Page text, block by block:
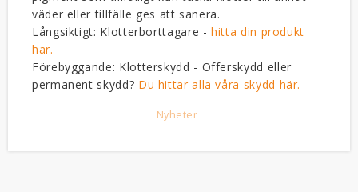
väder eller tillfälle ges att sanera.
Långsiktigt: Klotterborttagare -hitta din produkt
här.
Förebyggande: Klotterskydd - Offerskydd eller
permanent skydd? Du hittar alla våra skydd här.
Nyheter